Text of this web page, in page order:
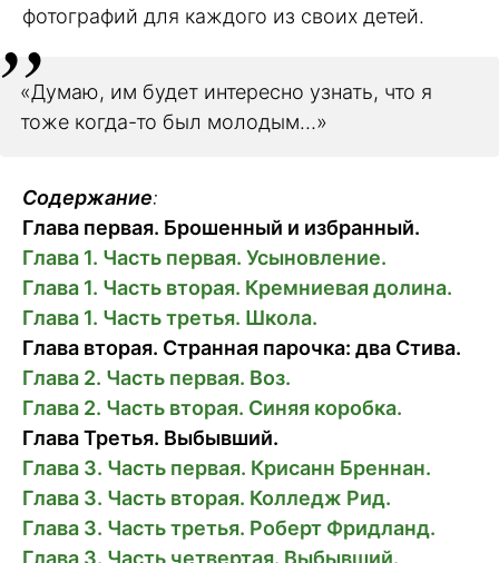
фотографий для каждого из своих детей.
«Думаю, им будет интересно узнать, что я
тоже когда-то был молодым…»
Содержание:
Глава первая. Брошенный и избранный.
Глава 1. Часть первая. Усыновление.
Глава 1. Часть вторая. Кремниевая долина.
Глава 1. Часть третья. Школа.
Глава вторая. Странная парочка: два Стива.
Глава 2. Часть первая. Воз.
Глава 2. Часть вторая. Синяя коробка.
Глава Третья. Выбывший.
Глава 3. Часть первая. Крисанн Бреннан.
Глава 3. Часть вторая. Колледж Рид.
Глава 3. Часть третья. Роберт Фридланд.
Глава 3. Часть четвертая. Выбывший.